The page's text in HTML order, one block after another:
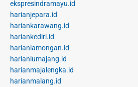
ekspresindramayu.id
harianjepara.id
hariankarawang.id
hariankediri.id
harianlamongan.id
harianlumajang.id
harianmajalengka.id
harianmalang.id